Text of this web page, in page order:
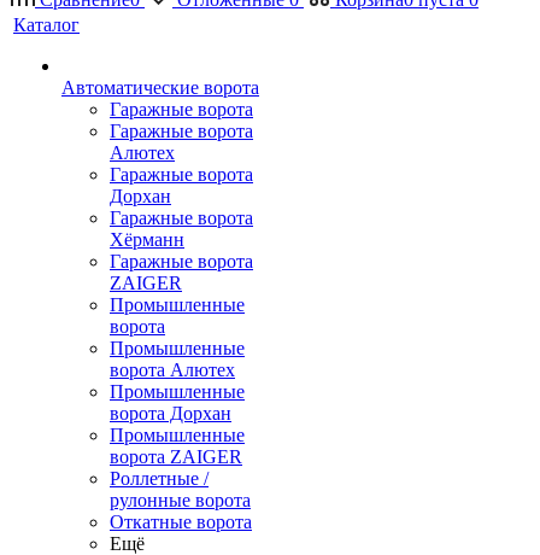
Каталог
Автоматические ворота
Гаражные ворота
Гаражные ворота
Алютех
Гаражные ворота
Дорхан
Гаражные ворота
Хёрманн
Гаражные ворота
ZAIGER
Промышленные
ворота
Промышленные
ворота Алютех
Промышленные
ворота Дорхан
Промышленные
ворота ZAIGER
Роллетные /
рулонные ворота
Откатные ворота
Ещё